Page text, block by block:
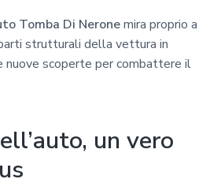
Tomba Di Neronemira proprio a
strutturali della vettura in
nuove scoperte per combattere il
un vero